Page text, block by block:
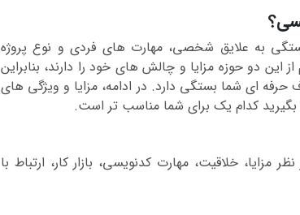
به علایق شخصی، مهارت های فردی و نوع پروژه
دو حوزه مزایا و چالش های خود را دارند، بنابراین
ای شما بستگی دارد. در ادامه، مزایا و ویژگی های
بگیرید کدام یک برای شما مناسب تر است.
خلاقیت، مهارت کدنویسی، بازار کار، ارتباط با